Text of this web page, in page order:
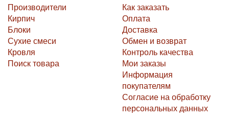
Производители
Кирпич
Блоки
Сухие смеси
Кровля
Поиск товара
Как заказать
Оплата
Доставка
Обмен и возврат
Контроль качества
Мои заказы
Информация
покупателям
Согласие на обработку
персональных данных